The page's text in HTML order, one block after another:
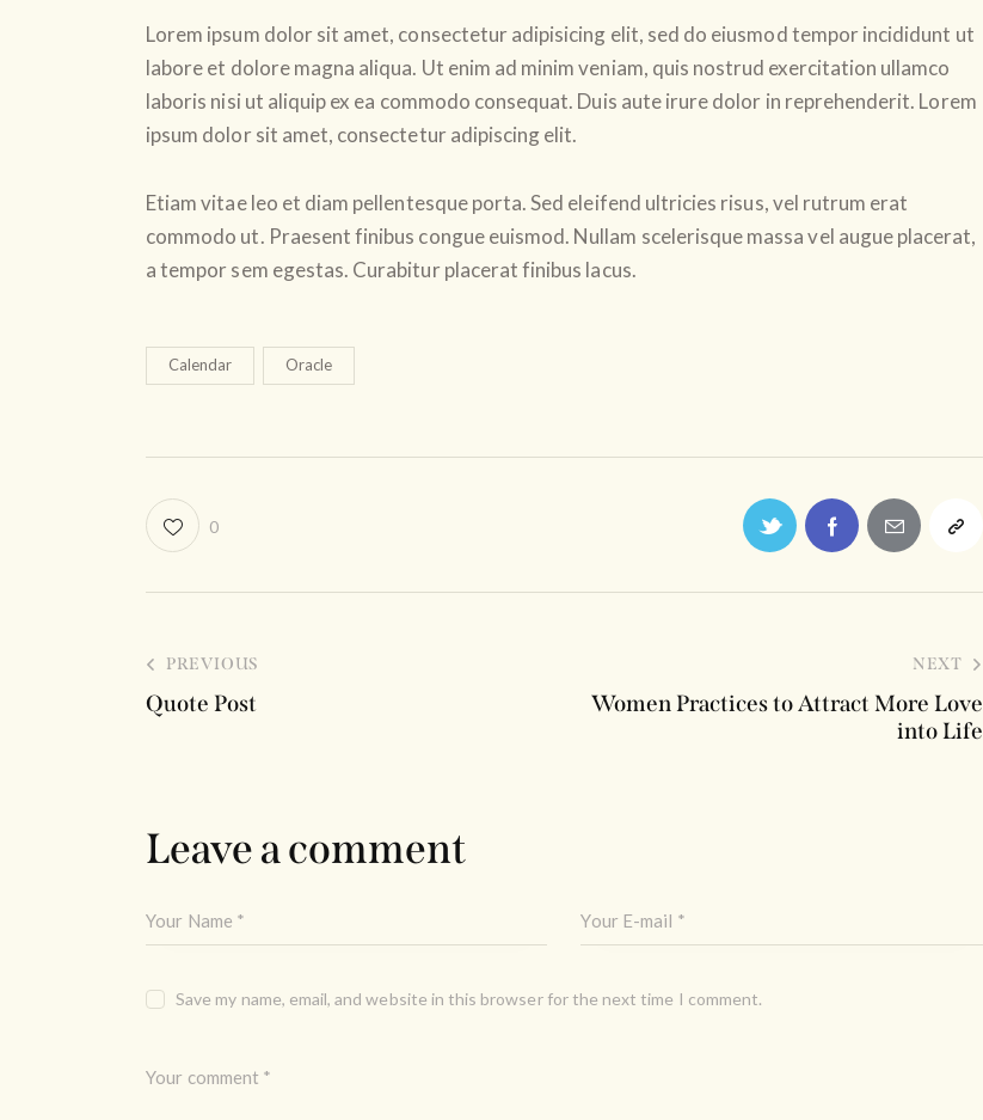
Lorem ipsum dolor sit amet, consectetur adipisicing elit, sed do eiusmod tempor incididunt ut
labore et dolore magna aliqua. Ut enim ad minim veniam, quis nostrud exercitation ullamco
laboris nisi ut aliquip ex ea commodo consequat. Duis aute irure dolor in reprehenderit. Lorem
ipsum dolor sit amet, consectetur adipiscing elit.
Etiam vitae leo et diam pellentesque porta. Sed eleifend ultricies risus, vel rutrum erat
commodo ut. Praesent finibus congue euismod. Nullam scelerisque massa vel augue placerat,
a tempor sem egestas. Curabitur placerat finibus lacus.
Calendar Oracle
0
PREVIOUS
Quote Post
NEXT
Women Practices to Attract More Love
into Life
Leave a comment
Save my name, email, and website in this browser for the next time I comment.